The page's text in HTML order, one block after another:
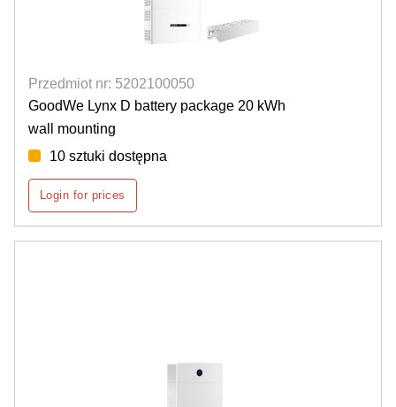
Przedmiot nr: 5202100050
GoodWe Lynx D battery package 20 kWh
wall mounting
10 sztuki dostępna
Login for prices